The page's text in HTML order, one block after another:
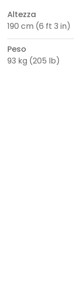
Altezza
190 cm (6 ft 3 in)
Peso
93 kg (205 lb)